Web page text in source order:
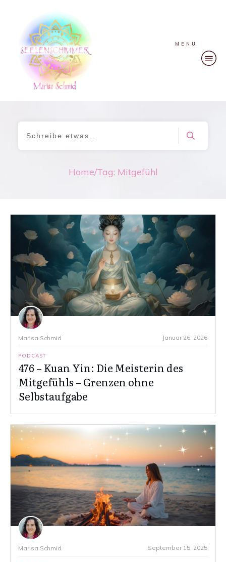
MENU
Home/Tag: Mitgefühl
Marisa Schmid Januar 26, 2026
PODCAST
476 – Kuan Yin: Die Meisterin des
Mitgefühls – Grenzen ohne
Selbstaufgabe
Marisa Schmid September 15, 2025